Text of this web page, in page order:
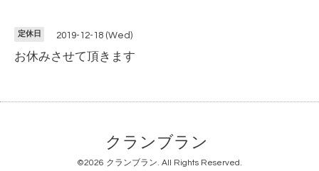
定休日 2019-12-18 (Wed)
お休みさせて頂きます
クランブラン
©2026 クランブラン. All Rights Reserved.